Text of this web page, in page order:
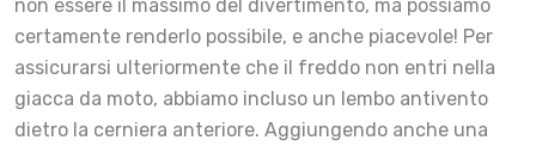
non essere il massimo del divertimento, ma possiamo
certamente renderlo possibile, e anche piacevole! Per
assicurarsi ulteriormente che il freddo non entri nella
giacca da moto, abbiamo incluso un lembo antivento
dietro la cerniera anteriore. Aggiungendo anche una